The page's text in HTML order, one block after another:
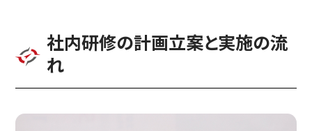
社内研修の計画立案と実施の流
れ